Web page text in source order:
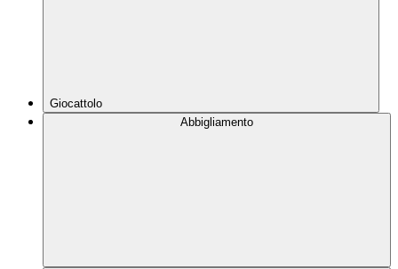
Giocattolo
Abbigliamento